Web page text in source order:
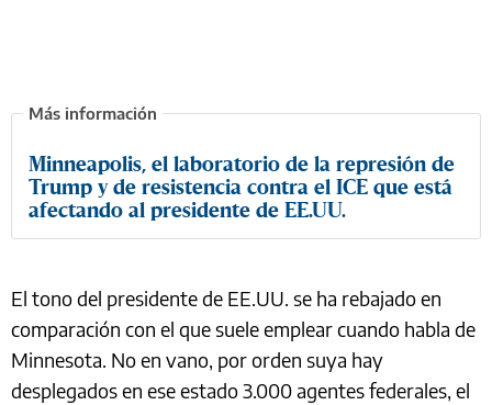
Minneapolis, el laboratorio de la represión de
Trump y de resistencia contra el ICE que está
afectando al presidente de EE.UU.
El tono del presidente de EE.UU. se ha rebajado en
comparación con el que suele emplear cuando habla de
Minnesota. No en vano, por orden suya hay
desplegados en ese estado 3.000 agentes federales, el